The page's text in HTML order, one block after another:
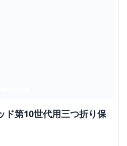
第10世代用三つ折り保